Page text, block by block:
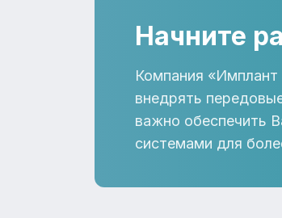
Начните
Компания
внедрять
важно обеспечить
системами для